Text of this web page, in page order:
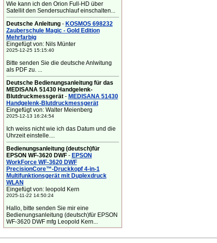
Wie kann ich den Orion Full-HD über
Satellit den Sendersuchlauf einschalten...
Deutsche Anleitung- KOSMOS 698232
Zauberschule Magic - Gold Edition
Mehrfarbig
Eingefügt von: Nils Münter
2025-12-25 15:15:40
Bitte senden Sie die deutsche Anlwitung
als PDF zu. ...
Deutsche Bedienungsanleitung für das
MEDISANA 51430 Handgelenk-
Blutdruckmessgerät- MEDISANA 51430
Handgelenk-Blutdruckmessgerät
Eingefügt von: Walter Meienberg
2025-12-13 16:24:54
Ich weiss nicht wie ich das Datum und die
Uhrzeit einstelle....
Bedienungsanleitung (deutsch)für
EPSON WF-3620 DWF- EPSON
WorkForce WF-3620 DWF
PrecisionCore™-Druckkopf 4-in-1
Multifunktionsgerät mit Duplexdruck
WLAN
Eingefügt von: leopold Kern
2025-11-22 14:50:24
Hallo, bitte senden Sie mir eine
Bedienungsanleitung (deutsch)für EPSON
WF-3620 DWF mfg Leopold Kern...